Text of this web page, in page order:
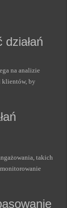
na analizie
klientów, by
takich